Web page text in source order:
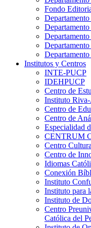
Fondo
Institutos y Centros
INTE-PUCP
IDEHPUCP
Centro de
Instituto
Centro de
Centro de
Especialidad
CENTRUM
Centro
Centro de
Idiomas
Conexión
Instituto
Instituto para
Instituto de
Centro
Católica del